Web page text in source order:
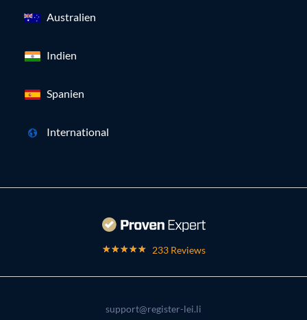
Australien
Indien
Spanien
International
233 Reviews
support@register-lei.li